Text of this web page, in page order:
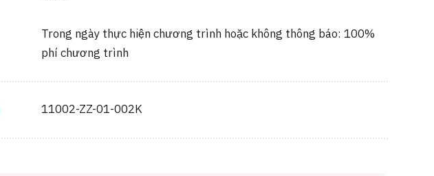
Trong ngày thực hiện chương trình hoặc không thông báo: 100%
phí chương trình
11002-ZZ-01-002K